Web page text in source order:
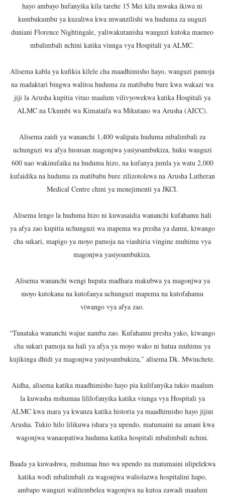
KILA KILO INAYOPOTEA NI SHILINGI INAYOPOTEA -
HABARI ZILIZOPEWA UZITO WA JUU KATIKA
hayo ambayo hufanyika kila tarehe 15 Mei kila mwaka ikiwa ni
kumbukumbu ya kuzaliwa kwa mwanzilishi wa huduma za uuguzi
duniani Florence Nightingale, yaliwakutanisha wauguzi kutoka maeneo
mbalimbali nchini katika viunga vya Hospitali ya ALMC.
Alisema kabla ya kufikia kilele cha maadhimisho hayo, wauguzi pamoja
na madaktari bingwa walitoa huduma za matibabu bure kwa wakazi wa
jiji la Arusha kupitia vituo maalum vilivyowekwa katika Hospitali ya
ALMC na Ukumbi wa Kimataifa wa Mikutano wa Arusha (AICC).
Alisema zaidi ya wananchi 1,400 walipata huduma mbalimbali za
uchunguzi wa afya hususan magonjwa yasiyoambukiza, huku wauguzi
600 nao wakinufaika na huduma hizo, na kufanya jumla ya watu 2,000
kufaidika na huduma za matibabu bure zilizotolewa na Arusha Lutheran
Medical Centre chini ya menejimenti ya JKCI.
Alisema lengo la huduma hizo ni kuwasaidia wananchi kufahamu hali
ya afya zao kupitia uchunguzi wa mapema wa presha ya damu, kiwango
cha sukari, mapigo ya moyo pamoja na viashiria vingine muhimu vya
magonjwa yasiyoambukiza.
Alisema wananchi wengi hupata madhara makubwa ya magonjwa ya
moyo kutokana na kutofanya uchunguzi mapema na kutofahamu
viwango vya afya zao.
“Tunataka wananchi wajue namba zao. Kufahamu presha yako, kiwango
cha sukari pamoja na hali ya afya ya moyo wako ni hatua muhimu ya
kujikinga dhidi ya magonjwa yasiyoambukiza,” alisema Dk. Mwinchete.
Aidha, alisema katika maadhimisho hayo pia kulifanyika tukio maalum
la kuwasha mshumaa lililofanyika katika viunga vya Hospitali ya
ALMC kwa mara ya kwanza katika historia ya maadhimisho hayo jijini
Arusha. Tukio hilo lilikuwa ishara ya upendo, matumaini na amani kwa
wagonjwa wanaopatiwa huduma katika hospitali mbalimbali nchini.
Baada ya kuwashwa, mshumaa huo wa upendo na matumaini ulipelekwa
katika wodi mbalimbali za wagonjwa waliolazwa hospitalini hapo,
ambapo wauguzi walitembelea wagonjwa na kutoa zawadi maalum